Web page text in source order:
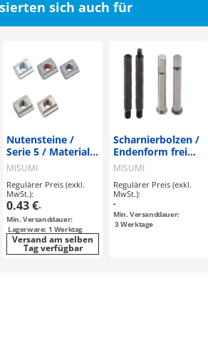
sich auch für
Nutensteine /
Serie 5 / Material
wählbar / HFS /
Ausführung
wählbar
MISUMI
Regulärer Preis (exkl.
MwSt.):
0.43 €-
Min. Versanddauer:
Lagerware: 1 Werktag
Versand am selben
Tag verfügbar
Scharnierbolzen /
Endenform frei
wählbar / g6 /
Stahl, rostfreier
Stahl
MISUMI
Regulärer Preis (exkl.
MwSt.):
-
Min. Versanddauer:
3Werktage